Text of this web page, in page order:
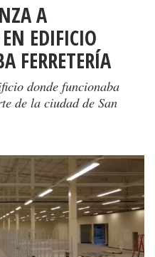
A
EDIFICIO
FERRETERÍA
donde funcionaba
de la ciudad de San